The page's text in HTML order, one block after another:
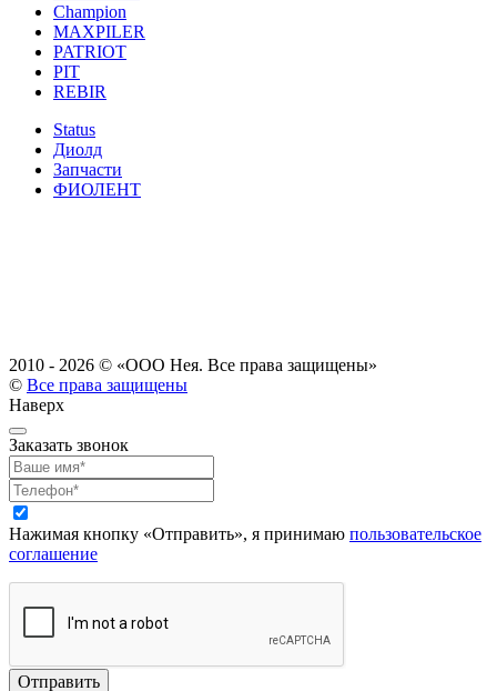
Champion
MAXPILER
PATRIOT
PIT
REBIR
Status
Диолд
Запчасти
ФИОЛЕНТ
2010 - 2026 © «ООО Нея. Все права защищены»
© Все права защищены
Наверх
Заказать звонок
Нажимая кнопку «Отправить», я принимаю пользовательское
соглашение